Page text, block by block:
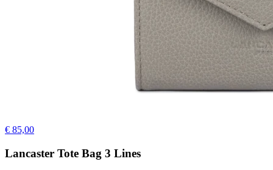
€ 85,00
Lancaster Tote Bag 3 Lines